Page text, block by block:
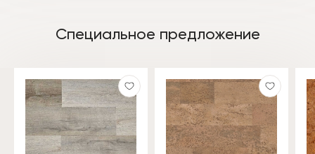
Специальное предложение